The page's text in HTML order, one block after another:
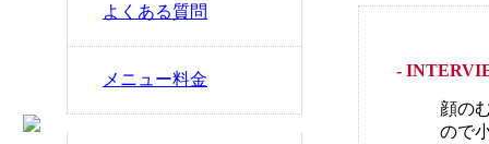
-
顔の
ので
よくある質問
メニュー料金